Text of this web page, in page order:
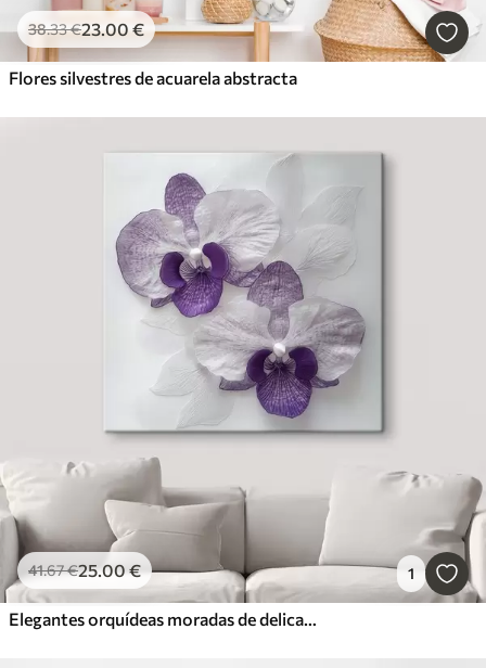
38.33€23.00 €
Flores silvestres de acuarela abstracta
41.67€25.00€ 1
Elegantes orquídeas moradas de delicada textura